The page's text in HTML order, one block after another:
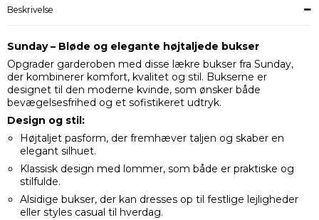
Beskrivelse
Sunday – Bløde og elegante højtaljede bukser
Opgrader garderoben med disse lækre bukser fra Sunday,
der kombinerer komfort, kvalitet og stil. Bukserne er
designet til den moderne kvinde, som ønsker både
bevægelsesfrihed og et sofistikeret udtryk.
Design og stil:
Højtaljet pasform, der fremhæver taljen og skaber en
elegant silhuet.
Klassisk design med lommer, som både er praktiske og
stilfulde.
Alsidige bukser, der kan dresses op til festlige lejligheder
eller styles casual til hverdag.